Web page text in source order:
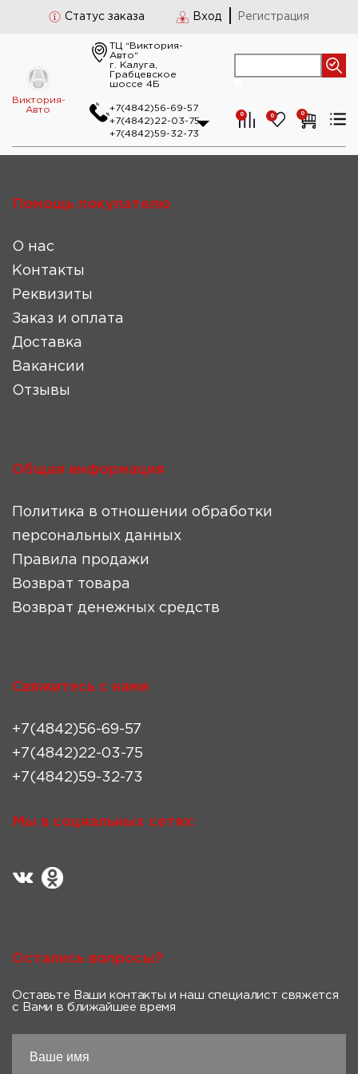
Статус заказа Вход Регистрация
Виктория-
Авто
ТЦ “Виктория-
Авто“
г. Калуга,
Грабцевское
шоссе 4Б
+7(4842)56-69-57
+7(4842)22-03-75
+7(4842)59-32-73
0 0 0
Помощь покупателю
О нас
Контакты
Реквизиты
Заказ и оплата
Доставка
Вакансии
Отзывы
Общая информация
Политика в отношении обработки
персональных данных
Правила продажи
Возврат товара
Возврат денежных средств
Свяжитесь с нами
+7(4842)56-69-57
+7(4842)22-03-75
+7(4842)59-32-73
Мы в социальных сетях:
Остались вопросы?
Оставьте Ваши контакты и наш специалист свяжется
с Вами в ближайшее время